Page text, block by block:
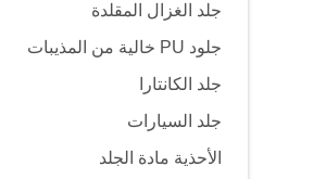
جلد الغزال المقلدة
جلود PU خالية من المذيبات
جلد الكانتارا
جلد السيارات
الأحذية مادة الجلد